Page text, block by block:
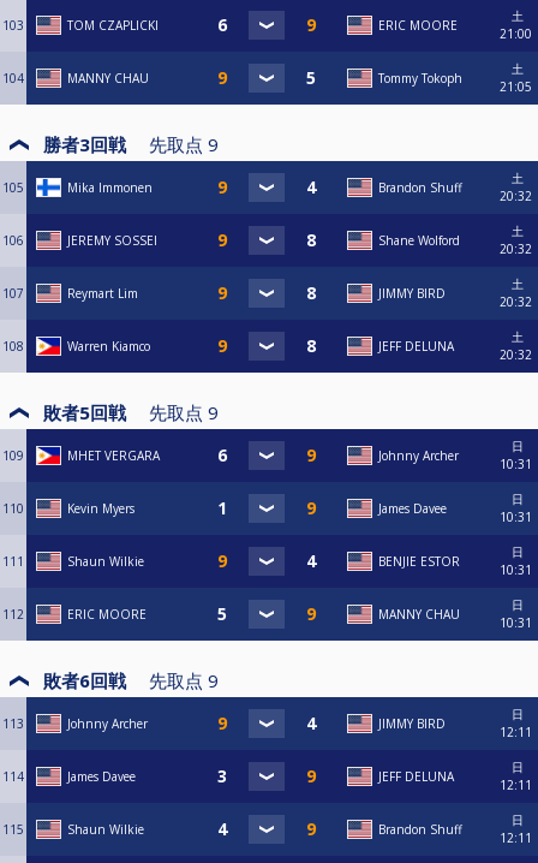
103 TOM CZAPLICKI ERIC MOORE
土
21:00
104 MANNY CHAU Tommy Tokoph
土
21:05
勝者3回戦 先取点 9
105 Mika Immonen Brandon Shuff
土
20:32
106 JEREMY SOSSEI Shane Wolford
土
20:32
107 Reymart Lim JIMMY BIRD
土
20:32
108 Warren Kiamco JEFF DELUNA
土
20:32
敗者5回戦 先取点 9
109 MHET VERGARA Johnny Archer
日
10:31
110 Kevin Myers James Davee
日
10:31
111 Shaun Wilkie BENJIE ESTOR
日
10:31
112 ERIC MOORE MANNY CHAU
日
10:31
敗者6回戦 先取点 9
113 Johnny Archer JIMMY BIRD
日
12:11
114 James Davee JEFF DELUNA
日
12:11
115 Shaun Wilkie Brandon Shuff
日
12:11